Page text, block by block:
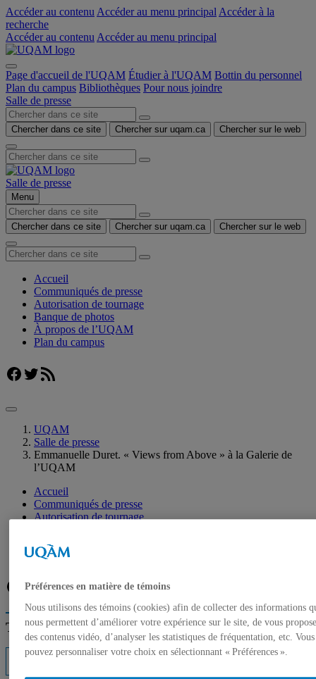
Accéder au contenu Accéder au menu principal Accéder à la
recherche
Accéder au contenu Accéder au menu principal
Page d'accueil de l'UQAM Étudier à l'UQAM Bottin du personnel
Plan du campus Bibliothèques Pour nous joindre
Salle de presse
Chercher dans ce site Chercher sur uqam.ca Chercher sur le web
Salle de presse
Menu
Chercher dans ce site Chercher sur uqam.ca Chercher sur le web
Accueil
Communiqués de presse
Autorisation de tournage
Banque de photos
À propos de l’UQAM
Plan du campus
Facebook
Twitter
Flux RSS
UQAM
Salle de presse
Emmanuelle Duret. « Views from Above » à la Galerie de
l’UQAM
Accueil
Communiqués de presse
Autorisation de tournage
À propos de l’UQAM
Plan du campus
Facebook
Twitter
Flux RSS
Trouver un expert
Listes d'experts
Préférences en matière de témoins
Nous utilisons des témoins (cookies) afin de collecter des informations
nous permettent d’améliorer votre expérience sur le site, de vous
des contenus vidéo, d’analyser les statistiques de fréquentation, etc. Vous
pouvez personnaliser votre choix en sélectionnant « Préférences ».